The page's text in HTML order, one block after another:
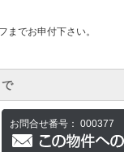
でお申付下さい。
で
お問合せ番号： 000377